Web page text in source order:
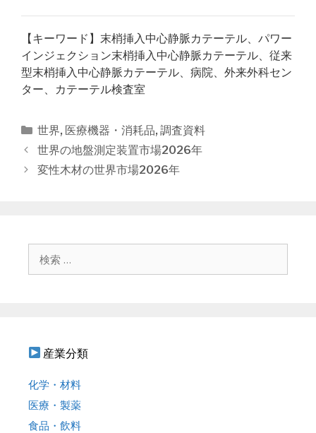
【キーワード】末梢挿入中心静脈カテーテル、パワー
インジェクション末梢挿入中心静脈カテーテル、従来
型末梢挿入中心静脈カテーテル、病院、外来外科セン
ター、カテーテル検査室
カ
テ
ゴ
リ
世界, 医療機器・消耗品, 調査資料
投
稿
世界の地盤測定装置市場2026年
変性木材の世界市場2026年
産業分類
化学・材料
医療・製薬
食品・飲料